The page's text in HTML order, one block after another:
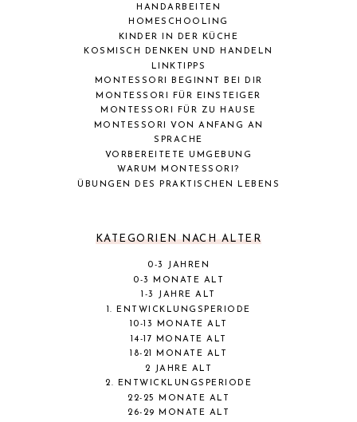
HANDARBEITEN
HOMESCHOOLING
KINDER IN DER KÜCHE
KOSMISCH DENKEN UND HANDELN
LINKTIPPS
MONTESSORI BEGINNT BEI DIR
MONTESSORI FÜR EINSTEIGER
MONTESSORI FÜR ZU HAUSE
MONTESSORI VON ANFANG AN
SPRACHE
VORBEREITETE UMGEBUNG
WARUM MONTESSORI?
ÜBUNGEN DES PRAKTISCHEN LEBENS
KATEGORIEN NACH ALTER
0-3 JAHREN
0-3 MONATE ALT
1-3 JAHRE ALT
1. ENTWICKLUNGSPERIODE
10-13 MONATE ALT
14-17 MONATE ALT
18-21 MONATE ALT
2 JAHRE ALT
2. ENTWICKLUNGSPERIODE
22-25 MONATE ALT
26-29 MONATE ALT